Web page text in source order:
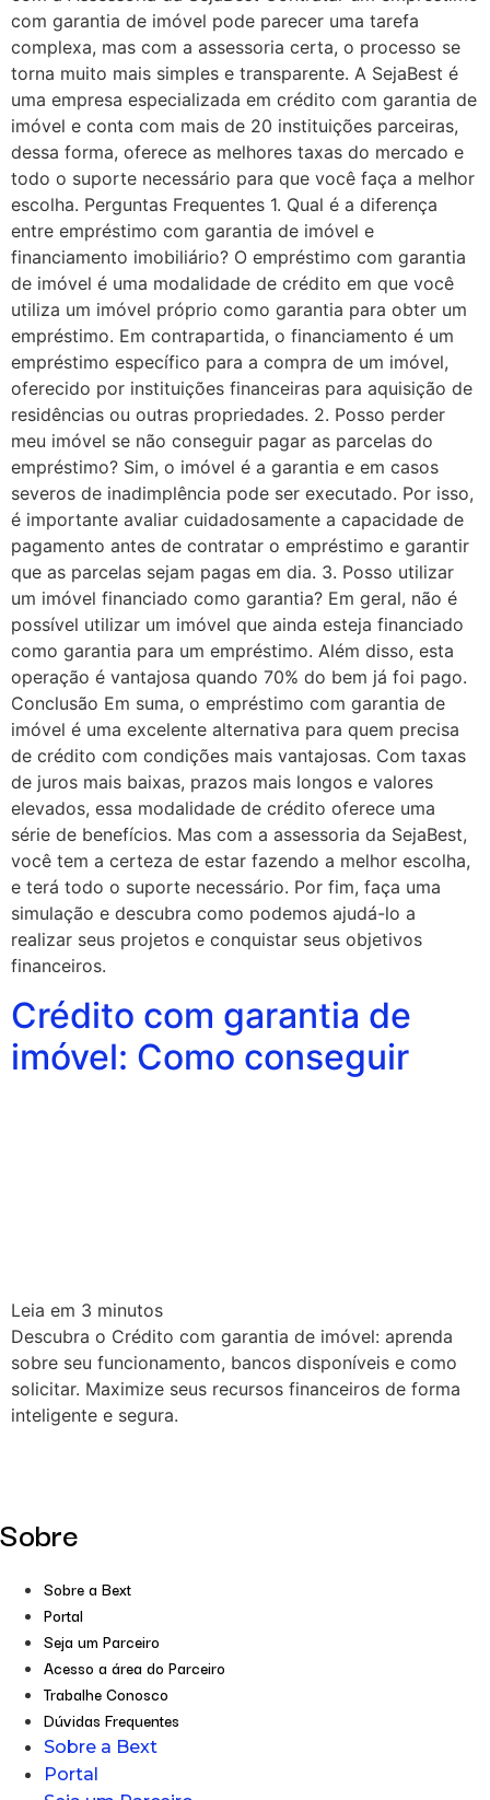
com garantia de imóvel pode parecer uma tarefa
complexa, mas com a assessoria certa, o processo se
torna muito mais simples e transparente. A SejaBest é
uma empresa especializada em crédito com garantia de
imóvel e conta com mais de 20 instituições parceiras,
dessa forma, oferece as melhores taxas do mercado e
todo o suporte necessário para que você faça a melhor
escolha. Perguntas Frequentes 1. Qual é a diferença
entre empréstimo com garantia de imóvel e
financiamento imobiliário? O empréstimo com garantia
de imóvel é uma modalidade de crédito em que você
utiliza um imóvel próprio como garantia para obter um
empréstimo. Em contrapartida, o financiamento é um
empréstimo específico para a compra de um imóvel,
oferecido por instituições financeiras para aquisição de
residências ou outras propriedades. 2. Posso perder
meu imóvel se não conseguir pagar as parcelas do
empréstimo? Sim, o imóvel é a garantia e em casos
severos de inadimplência pode ser executado. Por isso,
é importante avaliar cuidadosamente a capacidade de
pagamento antes de contratar o empréstimo e garantir
que as parcelas sejam pagas em dia. 3. Posso utilizar
um imóvel financiado como garantia? Em geral, não é
possível utilizar um imóvel que ainda esteja financiado
como garantia para um empréstimo. Além disso, esta
operação é vantajosa quando 70% do bem já foi pago.
Conclusão Em suma, o empréstimo com garantia de
imóvel é uma excelente alternativa para quem precisa
de crédito com condições mais vantajosas. Com taxas
de juros mais baixas, prazos mais longos e valores
elevados, essa modalidade de crédito oferece uma
série de benefícios. Mas com a assessoria da SejaBest,
você tem a certeza de estar fazendo a melhor escolha,
e terá todo o suporte necessário. Por fim, faça uma
simulação e descubra como podemos ajudá-lo a
realizar seus projetos e conquistar seus objetivos
financeiros.
Crédito com garantia de
imóvel: Como conseguir
Leia em 3 minutos
Descubra o Crédito com garantia de imóvel: aprenda
sobre seu funcionamento, bancos disponíveis e como
solicitar. Maximize seus recursos financeiros de forma
inteligente e segura.
Sobre
Sobre a Bext
Portal
Seja um Parceiro
Acesso a área do Parceiro
Trabalhe Conosco
Dúvidas Frequentes
Sobre a Bext
Portal